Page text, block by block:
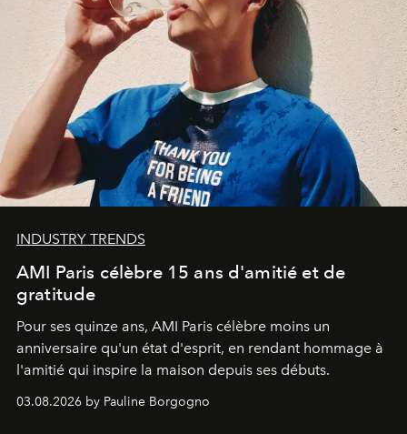
INDUSTRY TRENDS
AMI Paris célèbre 15 ans d'amitié et de
gratitude
Pour ses quinze ans, AMI Paris célèbre moins un
anniversaire qu'un état d'esprit, en rendant hommage à
l'amitié qui inspire la maison depuis ses débuts.
03.08.2026 by Pauline Borgogno